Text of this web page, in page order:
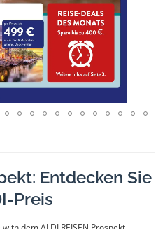
Entdecken Sie
Preis